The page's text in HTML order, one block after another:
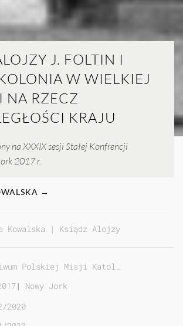
J. FOLTIN I
W WIELKIEJ
NA RZECZ
KRAJU
na XXXIX sesji Stałej Konfrencji
2017 r.
→
Kowalska | Ksiądz Alojzy J. Foltin
Polskiej Misji Katol…
| Nowy Jork
2020